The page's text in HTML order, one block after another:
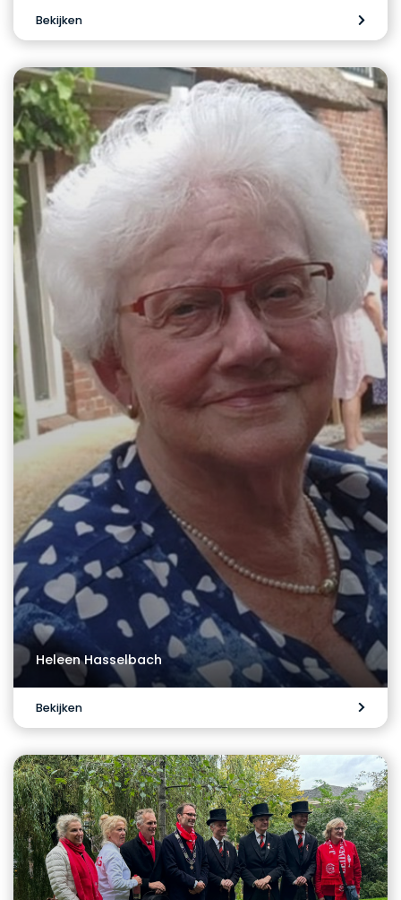
Bekijken
Heleen Hasselbach
Bekijken